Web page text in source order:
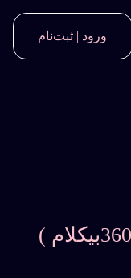
ورود | ثبت‌نام